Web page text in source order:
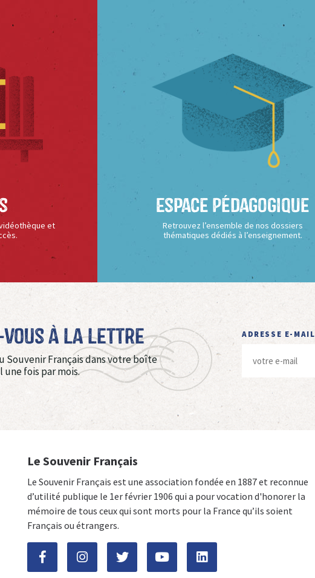
et
Espace Pédagogique
Retrouvez l’ensemble de nos dossiers
thématiques dédiés à l’enseignement.
à La Lettre
Souvenir Français dans votre boîte
une fois par mois.
ADRESSE E-MAIL
Le Souvenir Français
Le Souvenir Français est une association fondée en 1887 et reconnue
d’utilité publique le 1er février 1906 qui a pour vocation d'honorer la
mémoire de tous ceux qui sont morts pour la France qu’ils soient
Français ou étrangers.